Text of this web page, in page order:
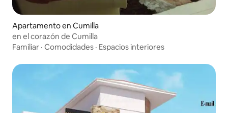
Apartamento en Cumilla
en el corazón de Cumilla
Familiar · Comodidades · Espacios interiores